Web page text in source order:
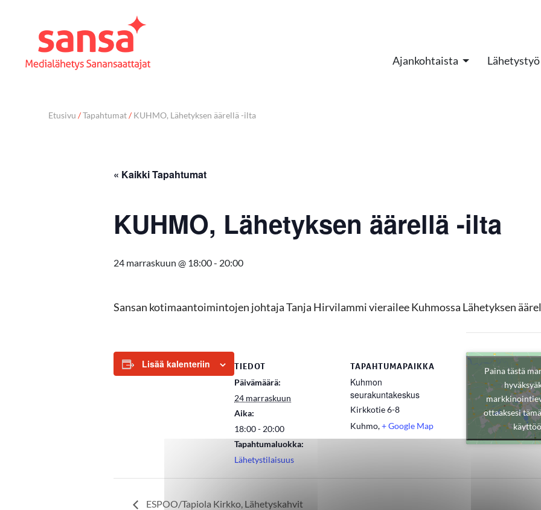
Ajankohtaista Lähetystyö
Etusivu /Tapahtumat/KUHMO, Lähetyksen äärellä -ilta
« Kaikki Tapahtumat
KUHMO, Lähetyksen äärellä -ilta
24 marraskuun @ 18:00- 20:00
Sansan kotimaantoimintojen johtaja Tanja Hirvilammi vierailee Kuhmossa Lähetyksen
Lisää kalenteriin TIEDOT
Päivämäärä:
24 marraskuun
Aika:
18:00 - 20:00
Tapahtumaluokka:
Lähetystilaisuus
TAPAHTUMAPAIKKA
Kuhmon
seurakuntakeskus
Kirkkotie 6-8
Kuhmo,+ Google Map
Paina tästä
ottaaksesi
ESPOO/Tapiola Kirkko, Lähetyskahvit